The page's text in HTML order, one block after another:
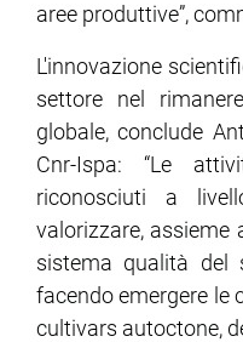
aree produttive”,
L'innovazione
settore nel
globale, conclude
Cnr-Ispa: “Le
riconosciuti a
valorizzare, assieme
sistema qualità del
facendo emergere le
cultivars autoctone,